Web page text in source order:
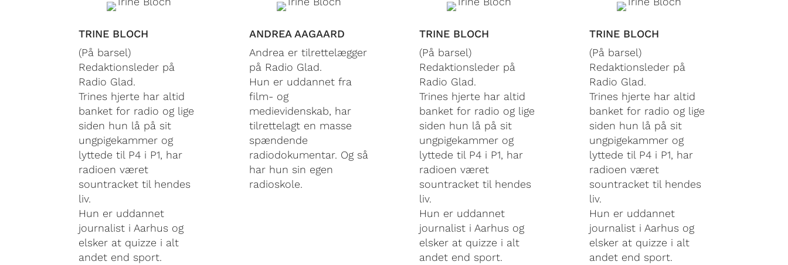
TRINE BLOCH
(På barsel)
Redaktionsleder på
Radio Glad.
Trines hjerte har altid
banket for radio og lige
siden hun lå på sit
ungpigekammer og
lyttede til P4 i P1, har
radioen været
sountracket til hendes
liv.
Hun er uddannet
journalist i Aarhus og
elsker at quizze i alt
andet end sport.
ANDREA AAGAARD
Andrea er tilrettelægger
på Radio Glad.
Hun er uddannet fra
film- og
medievidenskab, har
tilrettelagt en masse
spændende
radiodokumentar. Og så
har hun sin egen
radioskole.
TRINE BLOCH
(På barsel)
Redaktionsleder på
Radio Glad.
Trines hjerte har altid
banket for radio og lige
siden hun lå på sit
ungpigekammer og
lyttede til P4 i P1, har
radioen været
sountracket til hendes
liv.
Hun er uddannet
journalist i Aarhus og
elsker at quizze i alt
andet end sport.
TRINE BLOCH
(På barsel)
Redaktionsleder på
Radio Glad.
Trines hjerte har altid
banket for radio og lige
siden hun lå på sit
ungpigekammer og
lyttede til P4 i P1, har
radioen været
sountracket til hendes
liv.
Hun er uddannet
journalist i Aarhus og
elsker at quizze i alt
andet end sport.